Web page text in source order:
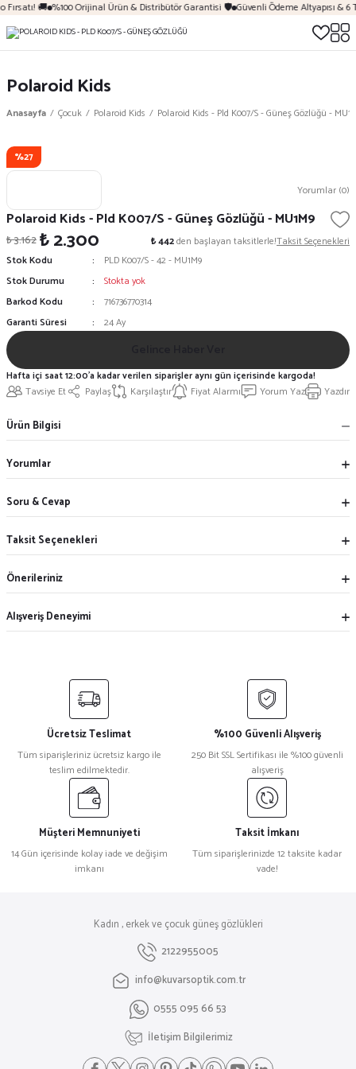
🚚 %100 Orijinal Ürün & Distribütör Garantisi 🛡️ Güvenli Ödeme Altyapısı & 6
Polaroid Kids
Anasayfa Çocuk Polaroid Kids Polaroid Kids - Pld K007/S - Güneş Gözlüğü -
%27
Yorumlar (0)
Polaroid Kids - Pld K007/S - Güneş Gözlüğü - MU1M9
₺ 3.162₺ 2.300 ₺ 442den başlayan taksitlerle!Taksit Seçenekleri
Stok Kodu
PLD K007/S - 42 - MU1M9
Stok Durumu
Stokta yok
Barkod Kodu
716736770314
Garanti Süresi
24 Ay
Tavsiye Et Paylaş Karşılaştır Fiyat Alarmı Yorum Yaz Yazdır
Hafta içi saat 12:00'a kadar verilen siparişler aynı gün içerisinde kargoda!
Ürün Bilgisi
Yorumlar
Soru & Cevap
Taksit Seçenekleri
Önerileriniz
Alışveriş Deneyimi
Ücretsiz Teslimat
Tüm siparişleriniz ücretsiz kargo ile
teslim edilmektedir.
%100 Güvenli Alışveriş
250 Bit SSL Sertifikası ile %100 güvenli
alışveriş
Müşteri Memnuniyeti
14 Gün içerisinde kolay iade ve değişim
imkanı
Taksit İmkanı
Tüm siparişlerinizde 12 taksite kadar
vade!
Kadın , erkek ve çocuk güneş gözlükleri
2122955005
info@kuvarsoptik.com.tr
0555 095 66 53
İletişim Bilgilerimiz